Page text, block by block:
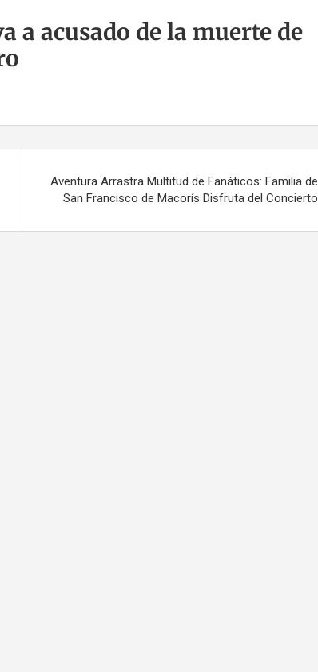
acusado de la muerte de
Aventura Arrastra Multitud de Fanáticos: Familia de
San Francisco de Macorís Disfruta del Concierto